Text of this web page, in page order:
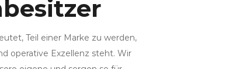
Teil einer Marke zu werden,
operative Exzellenz steht. Wir